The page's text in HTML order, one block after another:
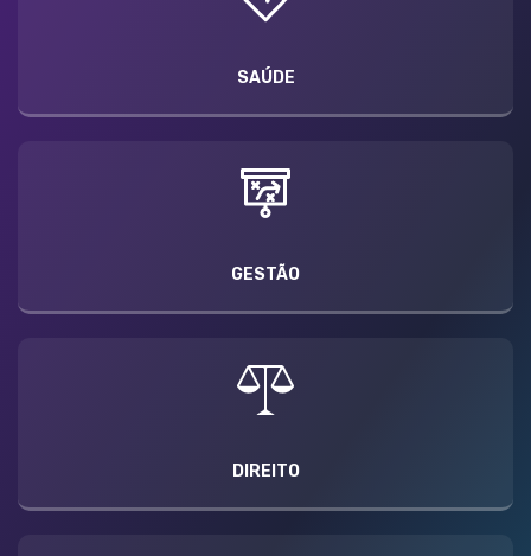
SAÚDE
GESTÃO
DIREITO